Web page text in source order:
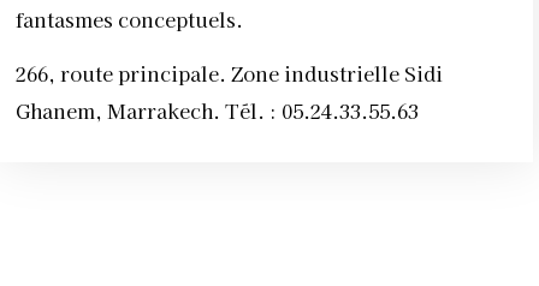
fantasmes conceptuels.
266, route principale. Zone industrielle Sidi
Ghanem, Marrakech. Tél. : 05.24.33.55.63